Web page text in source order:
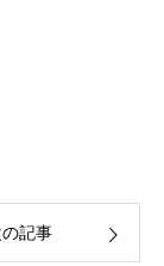
の記事